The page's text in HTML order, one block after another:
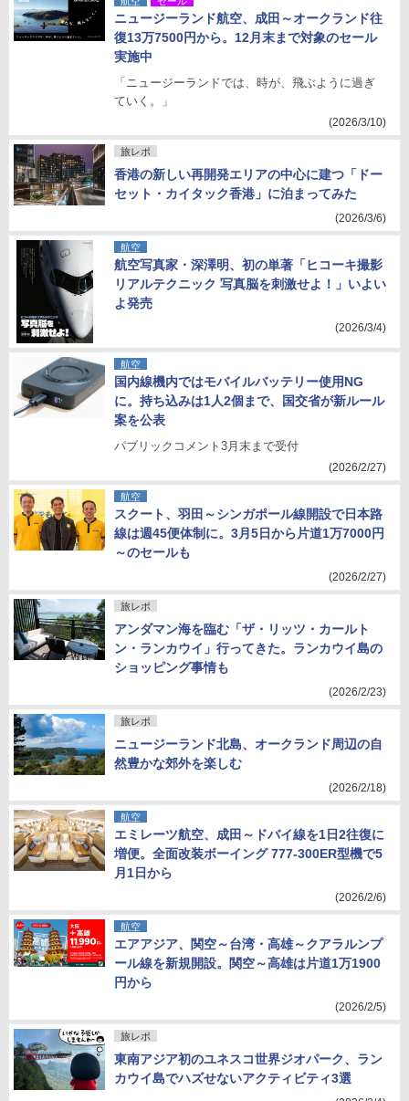
ニュージーランド航空、成田～オークランド往
復13万7500円から。12月末まで対象のセール
実施中
「ニュージーランドでは、時が、飛ぶように過ぎ
ていく。」
(2026/3/10)
旅レポ
香港の新しい再開発エリアの中心に建つ「ドー
セット・カイタック香港」に泊まってみた
(2026/3/6)
航空
航空写真家・深澤明、初の単著「ヒコーキ撮影
リアルテクニック 写真脳を刺激せよ！」いよい
よ発売
(2026/3/4)
航空
国内線機内ではモバイルバッテリー使用NG
に。持ち込みは1人2個まで、国交省が新ルール
案を公表
パブリックコメント3月末まで受付
(2026/2/27)
航空
スクート、羽田～シンガポール線開設で日本路
線は週45便体制に。3月5日から片道1万7000円
～のセールも
(2026/2/27)
旅レポ
アンダマン海を臨む「ザ・リッツ・カールト
ン・ランカウイ」行ってきた。ランカウイ島の
ショッピング事情も
(2026/2/23)
旅レポ
ニュージーランド北島、オークランド周辺の自
然豊かな郊外を楽しむ
(2026/2/18)
航空
エミレーツ航空、成田～ドバイ線を1日2往復に
増便。全面改装ボーイング 777-300ER型機で5
月1日から
(2026/2/6)
航空
エアアジア、関空～台湾・高雄～クアラルンプ
ール線を新規開設。関空～高雄は片道1万1900
円から
(2026/2/5)
旅レポ
東南アジア初のユネスコ世界ジオパーク、ラン
カウイ島でハズせないアクティビティ3選